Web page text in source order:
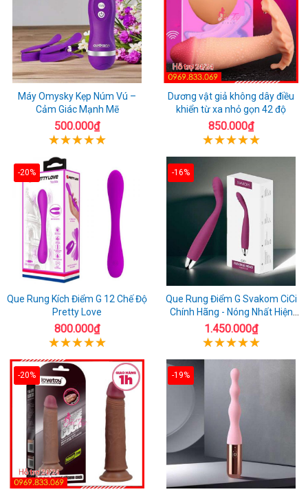
Máy Omysky Kẹp Núm Vú –
Cảm Giác Mạnh Mẽ
500.000₫
Dương vật giả không dây điều
khiển từ xa nhỏ gọn 42 độ
850.000₫
-20%
Que Rung Kích Điểm G 12 Chế Độ
Pretty Love
800.000₫
-16%
Que Rung Điểm G Svakom CiCi
Chính Hãng - Nóng Nhất Hiện
Nay
1.450.000₫
-20% -19%